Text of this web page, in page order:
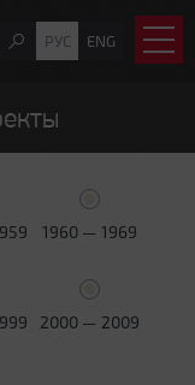
РУС ENG
1960 — 1969
2000 — 2009